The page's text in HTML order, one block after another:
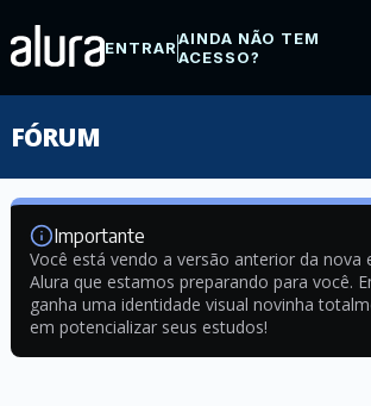
ENTRARAINDA NÃO TEM
ACESSO?
FÓRUM
Importante
Você está vendo a versão anterior da nova
Alura que estamos preparando para você.
ganha uma identidade visual novinha
em potencializar seus estudos!